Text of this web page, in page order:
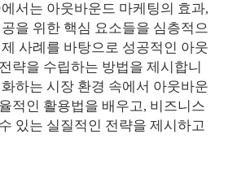
서는 아웃바운드 마케팅의 효과,
을 위한 핵심 요소들을 심층적으
사례를 바탕으로 성공적인 아웃
략을 수립하는 방법을 제시합니
하는 시장 환경 속에서 아웃바운
적인 활용법을 배우고, 비즈니스
있는 실질적인 전략을 제시하고